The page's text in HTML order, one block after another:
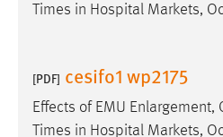
Times in Hospital Markets,
[PDF] cesifo1 wp2175
Effects of EMU
Times in Hospital Markets,
Zweck:
Dieser
der Website